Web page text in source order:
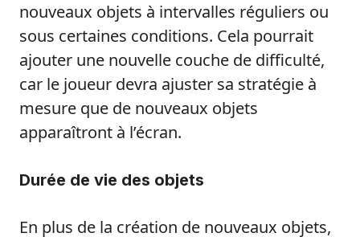
nouveaux objets à intervalles réguliers ou
sous certaines conditions. Cela pourrait
ajouter une nouvelle couche de difficulté,
car le joueur devra ajuster sa stratégie à
mesure que de nouveaux objets
apparaîtront à l’écran.
Durée de vie des objets
En plus de la création de nouveaux objets,